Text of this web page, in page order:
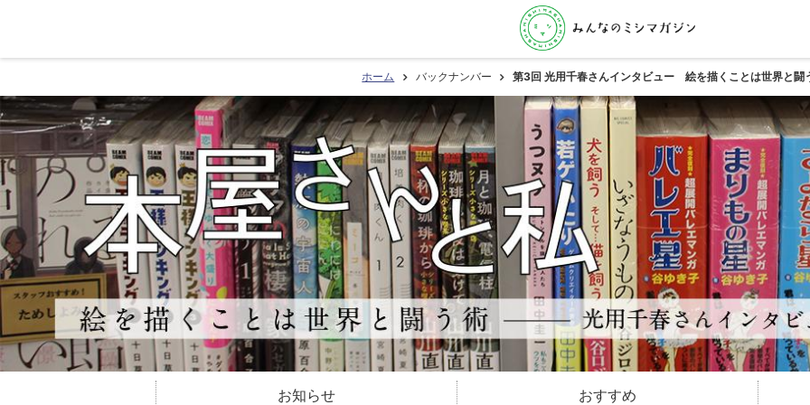
ホーム バックナンバー 第3回 光用千春さんインタビュー 絵を描くことは世界と闘
お知らせ おすすめ